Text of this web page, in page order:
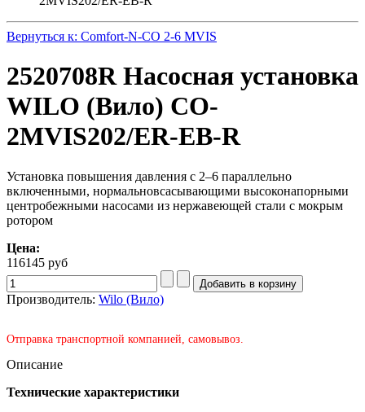
Вернуться к: Comfort-N-CO 2-6 MVIS
2520708R Насосная установка
WILO (Вило) CO-
2MVIS202/ER-EB-R
Установка повышения давления с 2–6 параллельно
включенными, нормальновсасывающими высоконапорными
центробежными насосами из нержавеющей стали с мокрым
ротором
Цена:
116145 руб
Производитель: Wilo (Вило)
Отправка транспортной компанией, самовывоз.
Описание
Технические характеристики